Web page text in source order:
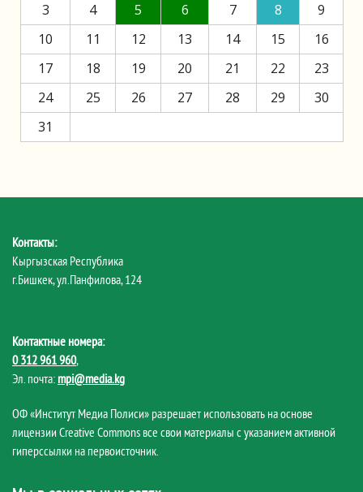
3
4 5 6 7 8
9
10
11 12 13 14 15
16
17
18 19 20 21 22
23
24
25 26 27 28 29
30
31
Контакты:
Кыргызская Республика
г.Бишкек, ул.Панфилова, 124
Контактные номера:
0 312 961 960,
Эл. почта: mpi@media.kg
ОФ «Институт Медиа Полиси» разрешает использовать на основе
лицензии Creative Commons все свои материалы с указанием активной
гиперссылки на первоисточник.